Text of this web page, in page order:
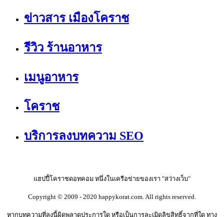
ข่าวสาร เมืองโคราช
รีวิว ร้านอาหาร
เมนูอาหาร
โคราช
บริการลงบทความ SEO
แฮปปี้โคราชดอทคอม หนึ่งในเครือข่ายของเรา "สว่างเว็บ"
Copyright © 2009 - 2020 happykorat.com. All rights reserved.
หากบทความที่ลงนี้ผิดพลาดประการใด หรือเป็นการละเมิดลิขสิทธิ์จากที่ใด ทาง